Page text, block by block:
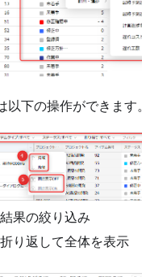
以下の操作ができます。
果の絞り込み
り返して全体を表示